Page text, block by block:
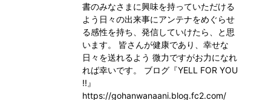
書のみなさまに興味を持っていただける
よう日々の出来事にアンテナをめぐらせ
る感性を持ち、発信していけたら、と思
います。 皆さんが健康であり、幸せな
日々を送れるよう 微力ですがお力になれ
れば幸いです。 ブログ『YELL FOR YOU
!!』
https://gohanwanaani.blog.fc2.com/